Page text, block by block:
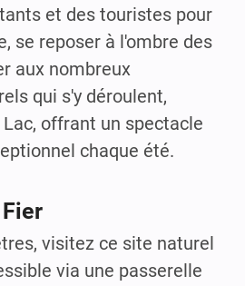
et des touristes pour
se reposer à l'ombre des
aux nombreux
qui s'y déroulent,
offrant un spectacle
chaque été.
visitez ce site naturel
via une passerelle